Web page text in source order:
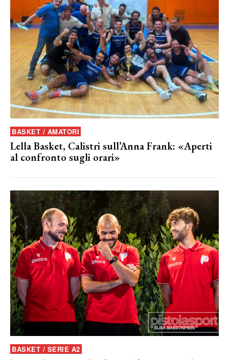
BASKET / AMATORI
Lella Basket, Calistri sull’Anna Frank: «Aperti
al confronto sugli orari»
BASKET / SERIE A2